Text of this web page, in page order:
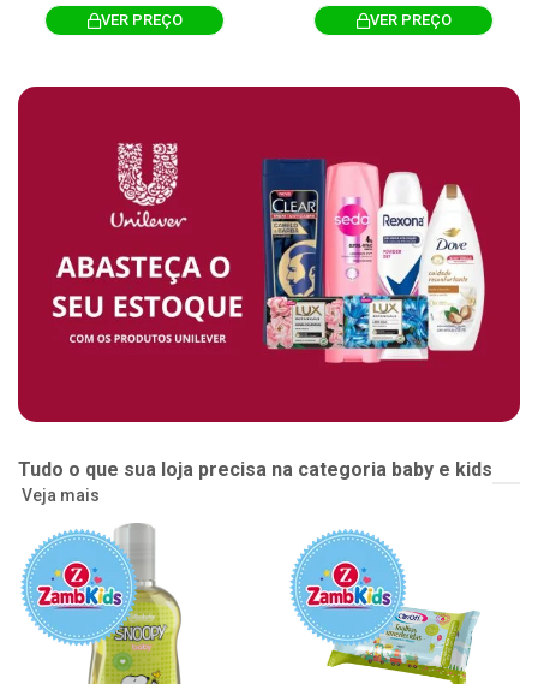
VER PREÇO VER PREÇO
Tudo o que sua loja precisa na categoria baby e kids
Veja mais